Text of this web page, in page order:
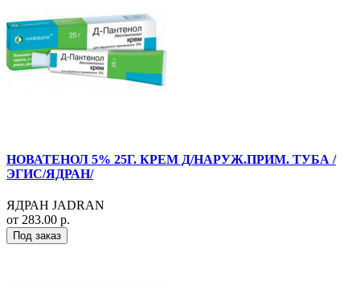
НОВАТЕНОЛ 5% 25Г. КРЕМ Д/НАРУЖ.ПРИМ. ТУБА /
ЭГИС/ЯДРАН/
ЯДРАН JADRAN
от 283.00 р.
Под заказ